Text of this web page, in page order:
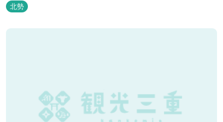
全檜造り貸切風呂や各種サービスでお待ち致しております。
北勢